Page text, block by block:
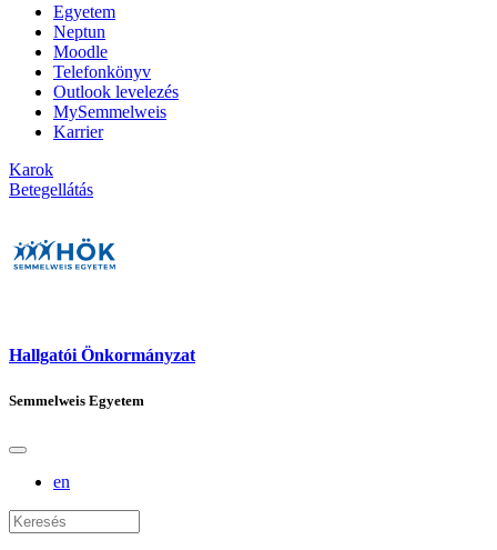
Egyetem
Neptun
Moodle
Telefonkönyv
Outlook levelezés
MySemmelweis
Karrier
Karok
Betegellátás
Hallgatói Önkormányzat
Semmelweis Egyetem
en